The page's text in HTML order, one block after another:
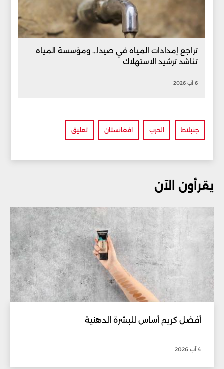
تراجع إمدادات المياه في صيدا... ومؤسسة المياه
تناشد ترشيد الاستهلاك
6 آب 2026
جنبلاط الحرب افغانستان تعليق
يقرأون الآن
أفضل كريم أساس للبشرة الدهنية
4 آب 2026